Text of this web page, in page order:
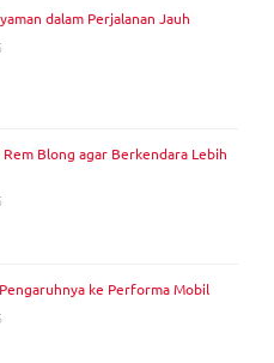
dalam Perjalanan Jauh
Blong agar Berkendara Lebih
ke Performa Mobil